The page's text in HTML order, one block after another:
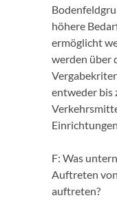
höhere
ermöglicht
werden über
entweder bis
F: Was
Auftreten
auftreten?